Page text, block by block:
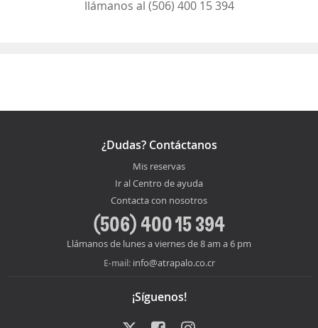
llámanos al (506) 400 15 394
¿Dudas? Contáctanos
Mis reservas
Ir al Centro de ayuda
Contacta con nosotros
(506) 400 15 394
Llámanos de lunes a viernes de 8 am a 6 pm
E-mail: info@atrapalo.co.cr
¡Síguenos!